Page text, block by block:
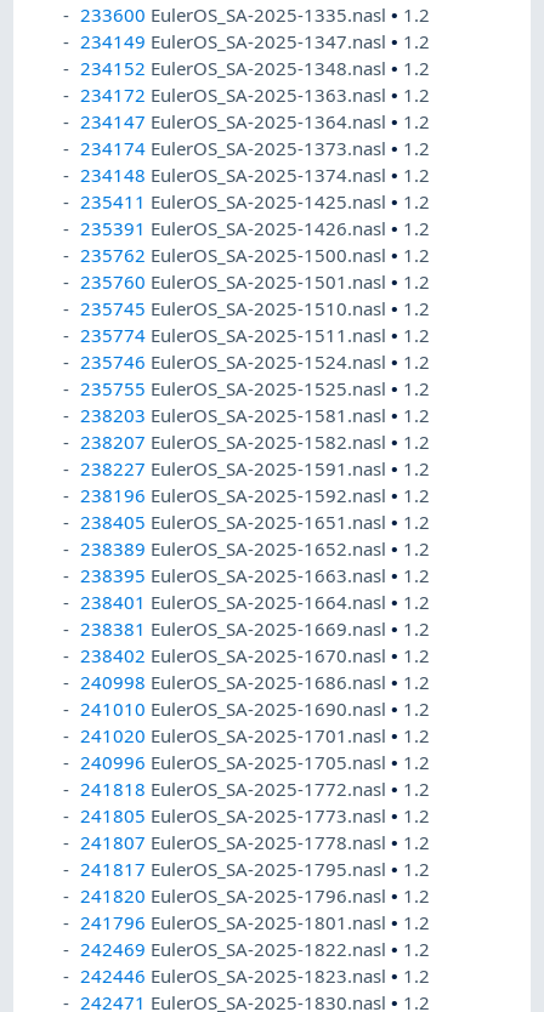
233600 EulerOS_SA-2025-1335.nasl• 1.2
234149 EulerOS_SA-2025-1347.nasl• 1.2
234152 EulerOS_SA-2025-1348.nasl• 1.2
234172 EulerOS_SA-2025-1363.nasl• 1.2
234147 EulerOS_SA-2025-1364.nasl• 1.2
234174 EulerOS_SA-2025-1373.nasl• 1.2
234148 EulerOS_SA-2025-1374.nasl• 1.2
235411 EulerOS_SA-2025-1425.nasl• 1.2
235391 EulerOS_SA-2025-1426.nasl• 1.2
235762 EulerOS_SA-2025-1500.nasl• 1.2
235760 EulerOS_SA-2025-1501.nasl• 1.2
235745 EulerOS_SA-2025-1510.nasl• 1.2
235774 EulerOS_SA-2025-1511.nasl• 1.2
235746 EulerOS_SA-2025-1524.nasl• 1.2
235755 EulerOS_SA-2025-1525.nasl• 1.2
238203 EulerOS_SA-2025-1581.nasl• 1.2
238207 EulerOS_SA-2025-1582.nasl• 1.2
238227 EulerOS_SA-2025-1591.nasl• 1.2
238196 EulerOS_SA-2025-1592.nasl• 1.2
238405 EulerOS_SA-2025-1651.nasl• 1.2
238389 EulerOS_SA-2025-1652.nasl• 1.2
238395 EulerOS_SA-2025-1663.nasl• 1.2
238401 EulerOS_SA-2025-1664.nasl• 1.2
238381 EulerOS_SA-2025-1669.nasl• 1.2
238402 EulerOS_SA-2025-1670.nasl• 1.2
240998 EulerOS_SA-2025-1686.nasl• 1.2
241010 EulerOS_SA-2025-1690.nasl• 1.2
241020 EulerOS_SA-2025-1701.nasl• 1.2
240996 EulerOS_SA-2025-1705.nasl• 1.2
241818 EulerOS_SA-2025-1772.nasl• 1.2
241805 EulerOS_SA-2025-1773.nasl• 1.2
241807 EulerOS_SA-2025-1778.nasl• 1.2
241817 EulerOS_SA-2025-1795.nasl• 1.2
241820 EulerOS_SA-2025-1796.nasl• 1.2
241796 EulerOS_SA-2025-1801.nasl• 1.2
242469 EulerOS_SA-2025-1822.nasl• 1.2
242446 EulerOS_SA-2025-1823.nasl• 1.2
242471 EulerOS_SA-2025-1830.nasl• 1.2